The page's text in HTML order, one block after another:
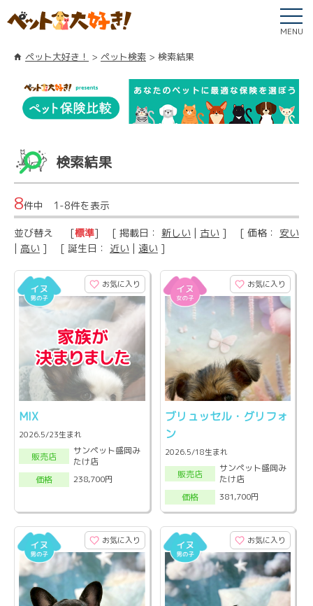
MENU
ペット大好き！ ペット検索 検索結果
検索結果
8件中 1-8件を表示
並び替え [標準] [ 掲載日： 新しい | 古い ] [ 価格： 安い
| 高い ] [ 誕生日： 近い | 遠い ]
お気に入り
MIX
2026.5/23生まれ
販売店
サンペット盛岡み
たけ店
価格
238,700円
お気に入り
ブリュッセル・グリフォ
ン
2026.5/18生まれ
販売店
サンペット盛岡み
たけ店
価格
381,700円
お気に入り お気に入り